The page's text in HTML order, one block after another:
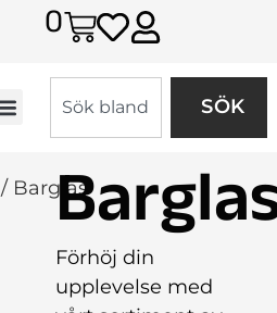
0
SÖK
/ Barglas
Förhöj din
upplevelse med